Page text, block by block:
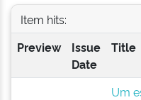
Item hits:
Preview
Issue
Date
Title
Um